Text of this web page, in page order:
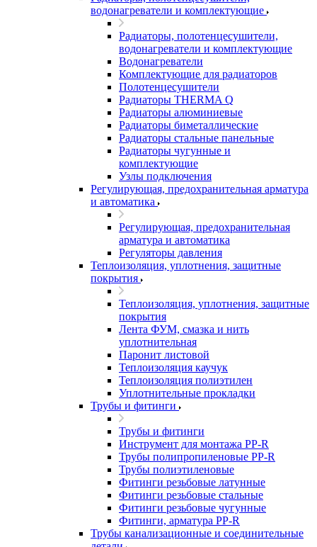
водонагреватели и комплектующие
Радиаторы, полотенцесушители,
водонагреватели и комплектующие
Водонагреватели
Комплектующие для радиаторов
Полотенцесушители
Радиаторы THERMA Q
Радиаторы алюминиевые
Радиаторы биметаллические
Радиаторы стальные панельные
Радиаторы чугунные и
комплектующие
Узлы подключения
Регулирующая, предохранительная арматура
и автоматика
Регулирующая, предохранительная
арматура и автоматика
Регуляторы давления
Теплоизоляция, уплотнения, защитные
покрытия
Теплоизоляция, уплотнения, защитные
покрытия
Лента ФУМ, смазка и нить
уплотнительная
Паронит листовой
Теплоизоляция каучук
Теплоизоляция полиэтилен
Уплотнительные прокладки
Трубы и фитинги
Трубы и фитинги
Инструмент для монтажа PP-R
Трубы полипропиленовые PP-R
Трубы полиэтиленовые
Фитинги резьбовые латунные
Фитинги резьбовые стальные
Фитинги резьбовые чугунные
Фитинги, арматура PP-R
Трубы канализационные и соединительные